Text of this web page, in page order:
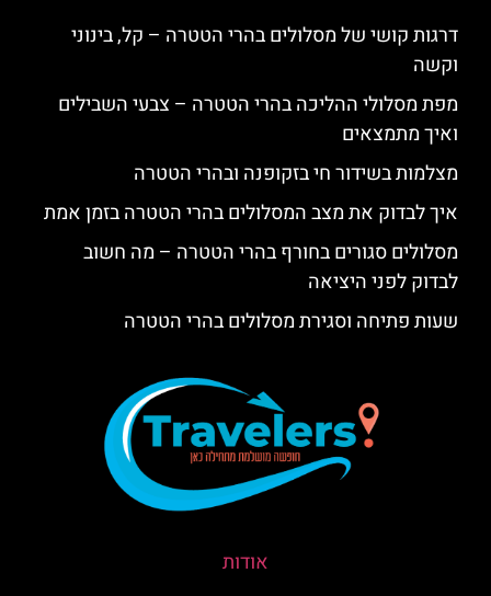
דרגות קושי של מסלולים בהרי הטטרה – קל, בינוני
וקשה
מפת מסלולי ההליכה בהרי הטטרה – צבעי השבילים
ואיך מתמצאים
מצלמות בשידור חי בזקופנה ובהרי הטטרה
איך לבדוק את מצב המסלולים בהרי הטטרה בזמן אמת
מסלולים סגורים בחורף בהרי הטטרה – מה חשוב
לבדוק לפני היציאה
שעות פתיחה וסגירת מסלולים בהרי הטטרה
אודות